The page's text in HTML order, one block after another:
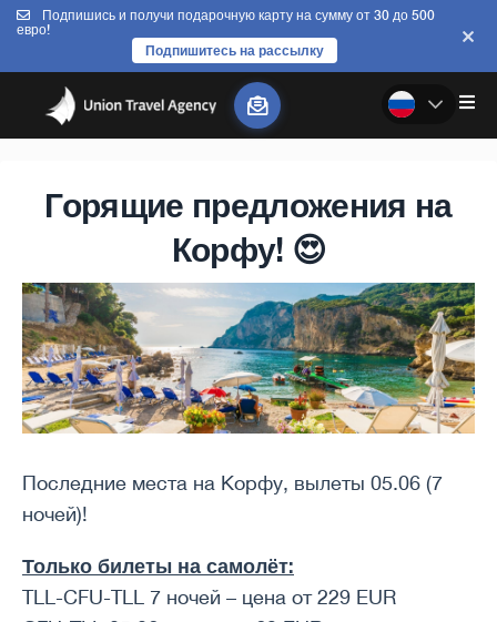
Подпишись и получи подарочную карту на сумму от 30 до 500
евро!
Подпишитесь на рассылку
Горящие предложения на
Корфу! 😍
Последние места на Корфу, вылеты 05.06 (7
ночей)!
Только билеты на самолёт:
TLL-CFU-TLL 7 ночей – цена от 229 EUR